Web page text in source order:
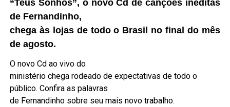
“Teus Sonhos”, o novo Cd de canções inéditas
de Fernandinho,
chega às lojas de todo o Brasil no final do mês
de agosto.
O novo Cd ao vivo do
ministério chega rodeado de expectativas de todo o
público. Confira as palavras
de Fernandinho sobre seu mais novo trabalho.